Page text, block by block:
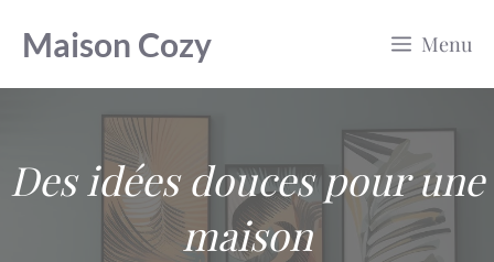
contenu
Maison Cozy Menu
Des idées douces pour une
maison